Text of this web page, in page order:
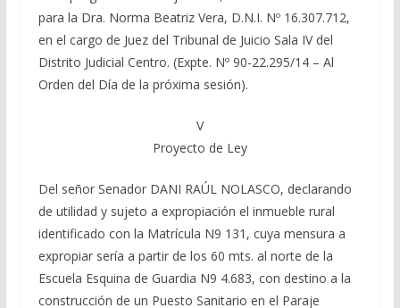
para la Dra. Norma Beatriz Vera, D.N.I. Nº 16.307.712,
en el cargo de Juez del Tribunal de Juicio Sala IV del
Distrito Judicial Centro. (Expte. Nº 90-22.295/14 – Al
Orden del Día de la próxima sesión).
V
Proyecto de Ley
Del señor Senador DANI RAÚL NOLASCO, declarando
de utilidad y sujeto a expropiación el inmueble rural
identificado con la Matrícula N9 131, cuya mensura a
expropiar sería a partir de los 60 mts. al norte de la
Escuela Esquina de Guardia N9 4.683, con destino a la
construcción de un Puesto Sanitario en el Paraje